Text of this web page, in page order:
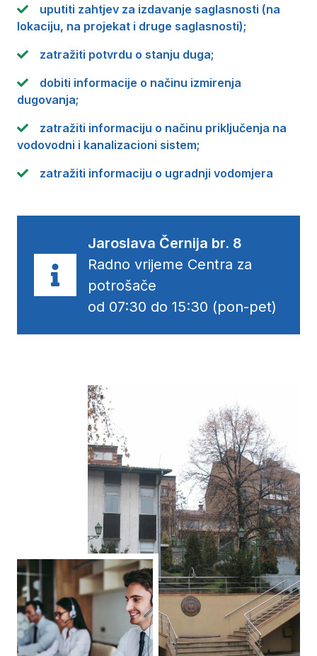
uputiti zahtjev za izdavanje saglasnosti (na
lokaciju, na projekat i druge saglasnosti);
zatražiti potvrdu o stanju duga;
dobiti informacije o načinu izmirenja
dugovanja;
zatražiti informaciju o načinu priključenja na
vodovodni i kanalizacioni sistem;
zatražiti informaciju o ugradnji vodomjera
Jaroslava Černija br. 8
Radno vrijeme Centra za
potrošače
od 07:30 do 15:30 (pon-pet)